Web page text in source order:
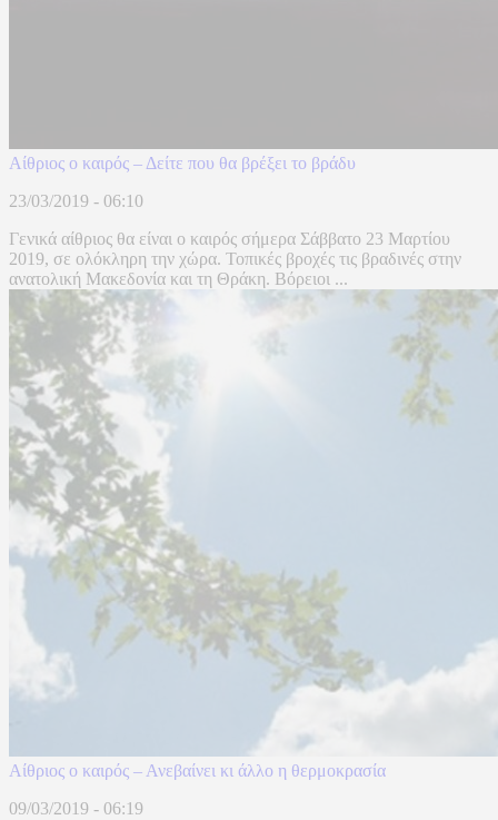
Αίθριος ο καιρός – Δείτε που θα βρέξει το βράδυ
23/03/2019 - 06:10
Γενικά αίθριος θα είναι ο καιρός σήμερα Σάββατο 23 Μαρτίου
2019, σε ολόκληρη την χώρα. Τοπικές βροχές τις βραδινές στην
ανατολική Μακεδονία και τη Θράκη. Βόρειοι ...
Αίθριος ο καιρός – Ανεβαίνει κι άλλο η θερμοκρασία
09/03/2019 - 06:19